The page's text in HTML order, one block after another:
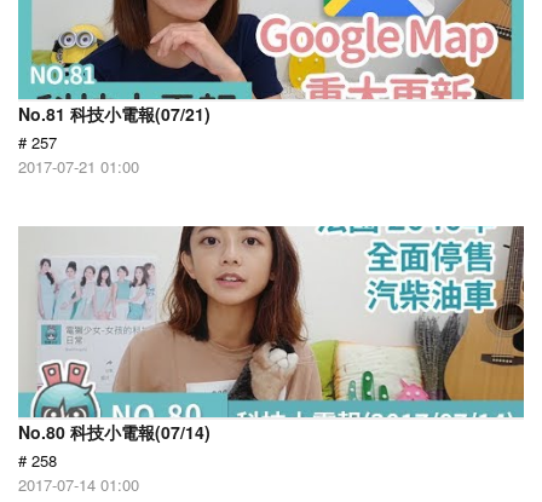
No.81 科技小電報(07/21)
# 257
2017-07-21 01:00
No.80 科技小電報(07/14)
# 258
2017-07-14 01:00